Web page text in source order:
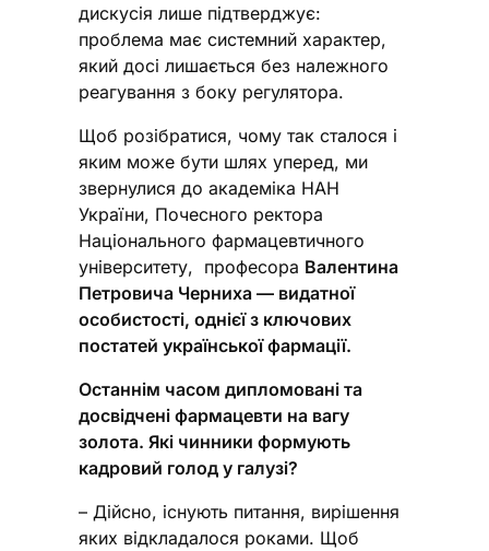
дискусія лише підтверджує:
проблема має системний характер,
який досі лишається без належного
реагування з боку регулятора.
Щоб розібратися, чому так сталося і
яким може бути шлях уперед, ми
звернулися до академіка НАН
України, Почесного ректора
Національного фармацевтичного
університету, професора Валентина
Петровича Черниха — видатної
особистості, однієї з ключових
постатей української фармації.
Останнім часом дипломовані та
досвідчені фармацевти на вагу
золота. Які чинники формують
кадровий голод у галузі?
– Дійсно, існують питання, вирішення
яких відкладалося роками. Щоб